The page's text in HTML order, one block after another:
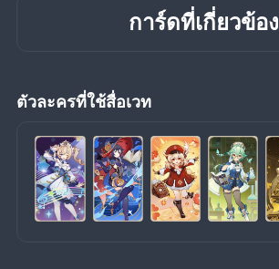
การ์ดที่เกี่ยวข้อง
ตัวละครที่ใช้สื่อเวท